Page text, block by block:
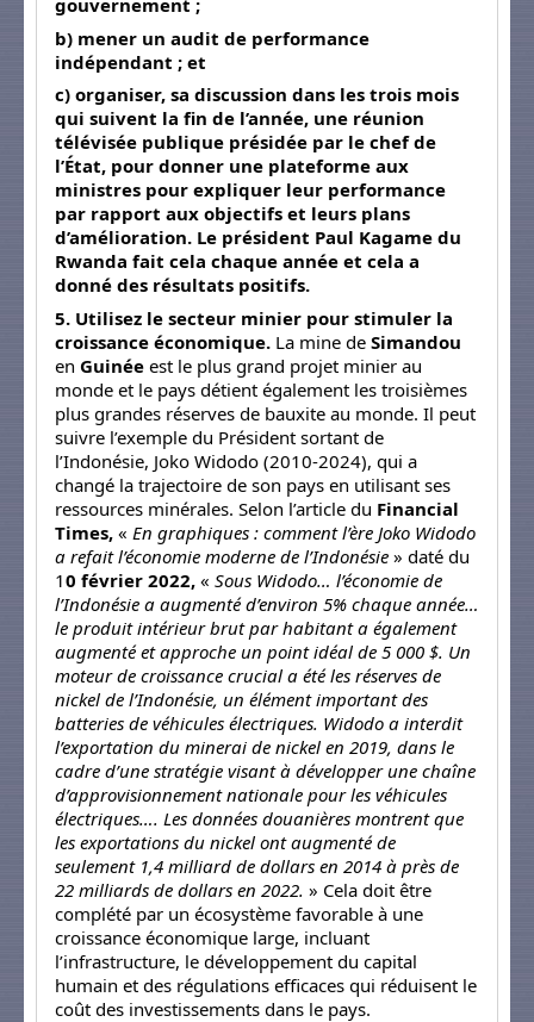
gouvernement ;
b) mener un audit de performance
indépendant ; et
c) organiser, sa discussion dans les trois mois
qui suivent la fin de l’année, une réunion
télévisée publique présidée par le chef de
l’État, pour donner une plateforme aux
ministres pour expliquer leur performance
par rapport aux objectifs et leurs plans
d’amélioration. Le président Paul Kagame du
Rwanda fait cela chaque année et cela a
donné des résultats positifs.
5. Utilisez le secteur minier pour stimuler la
croissance économique. La mine de Simandou
en Guinée est le plus grand projet minier au
monde et le pays détient également les troisièmes
plus grandes réserves de bauxite au monde. Il peut
suivre l’exemple du Président sortant de
l’Indonésie, Joko Widodo (2010-2024), qui a
changé la trajectoire de son pays en utilisant ses
ressources minérales. Selon l’article du Financial
Times, « En graphiques : comment l’ère Joko Widodo
a refait l’économie moderne de l’Indonésie » daté du
10 février 2022, « Sous Widodo… l’économie de
l’Indonésie a augmenté d’environ 5% chaque année…
le produit intérieur brut par habitant a également
augmenté et approche un point idéal de 5 000 $. Un
moteur de croissance crucial a été les réserves de
nickel de l’Indonésie, un élément important des
batteries de véhicules électriques. Widodo a interdit
l’exportation du minerai de nickel en 2019, dans le
cadre d’une stratégie visant à développer une chaîne
d’approvisionnement nationale pour les véhicules
électriques…. Les données douanières montrent que
les exportations du nickel ont augmenté de
seulement 1,4 milliard de dollars en 2014 à près de
22 milliards de dollars en 2022. » Cela doit être
complété par un écosystème favorable à une
croissance économique large, incluant
l’infrastructure, le développement du capital
humain et des régulations efficaces qui réduisent le
coût des investissements dans le pays.